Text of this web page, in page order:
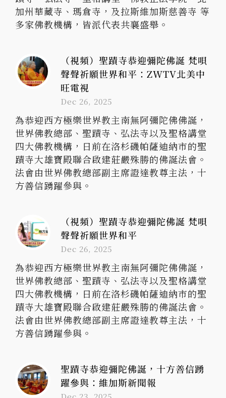
加州華藏寺、瑪倉寺，及拉斯維加斯慈善寺 等
多家佛教機構，皆派代表共襄盛舉。
（視頻）聖蹟寺恭迎彌陀佛誕 梵唄
聲聲祈願世界和平：ZWTV北美中
旺電視
Dec 26, 2025
為恭迎西方極樂世界教主南無阿彌陀佛佛誕，
世界佛教總部、聖蹟寺、弘法寺以及聖格講堂
四大佛教機構，日前在洛杉磯帕薩迪納市的聖
蹟寺大雄寶殿聯合啟建莊嚴殊勝的佛誕法會。
法會由世界佛教總部副主席證達教尊主法，十
方善信踴躍參與。
（視頻）聖蹟寺恭迎彌陀佛誕 梵唄
聲聲祈願世界和平
Dec 26, 2025
為恭迎西方極樂世界教主南無阿彌陀佛佛誕，
世界佛教總部、聖蹟寺、弘法寺以及聖格講堂
四大佛教機構，日前在洛杉磯帕薩迪納市的聖
蹟寺大雄寶殿聯合啟建莊嚴殊勝的佛誕法會。
法會由世界佛教總部副主席證達教尊主法，十
方善信踴躍參與。
聖蹟寺恭迎彌陀佛誕，十方善信踴
躍參與：維加斯新聞報